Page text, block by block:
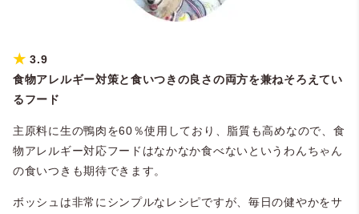
★ 3.9
食物アレルギー対策と食いつきの良さの両方を兼ねそろえてい
るフード
主原料に生の鴨肉を60％使用しており、脂質も高めなので、食
物アレルギー対応フードはなかなか食べないというわんちゃん
の食いつきも期待できます。
ボッシュは非常にシンプルなレシピですが、毎日の健やかをサ